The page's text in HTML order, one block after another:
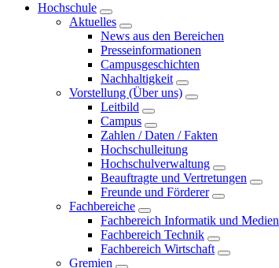
Hochschule
Aktuelles
News aus den Bereichen
Presseinformationen
Campusgeschichten
Nachhaltigkeit
Vorstellung (Über uns)
Leitbild
Campus
Zahlen / Daten / Fakten
Hochschulleitung
Hochschulverwaltung
Beauftragte und Vertretungen
Freunde und Förderer
Fachbereiche
Fachbereich Informatik und Medien
Fachbereich Technik
Fachbereich Wirtschaft
Gremien